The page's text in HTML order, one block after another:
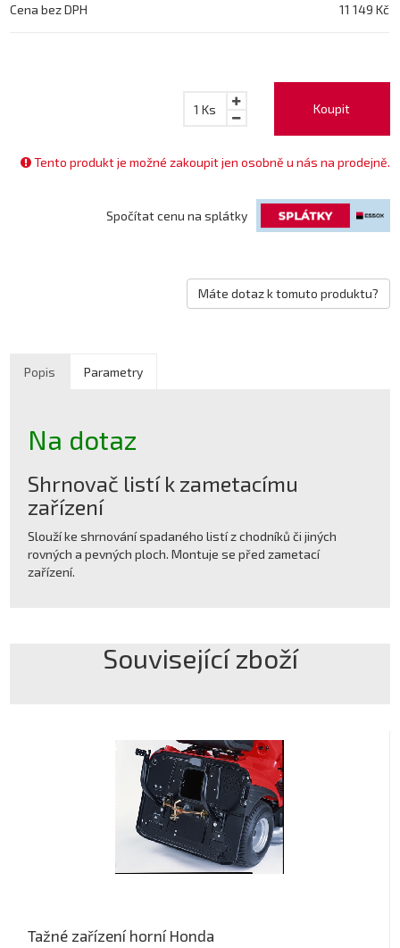
Cena bez DPH 11 149 Kč
Koupit
1 Ks
Tento produkt je možné zakoupit jen osobně u nás na prodejně.
Spočítat cenu na splátky
Máte dotaz k tomuto produktu?
Popis Parametry
Na dotaz
Shrnovač listí k zametacímu
zařízení
Slouží ke shrnování spadaného listí z chodníků či jiných
rovných a pevných ploch. Montuje se před zametací
zařízení.
Související zboží
Tažné zařízení horní Honda